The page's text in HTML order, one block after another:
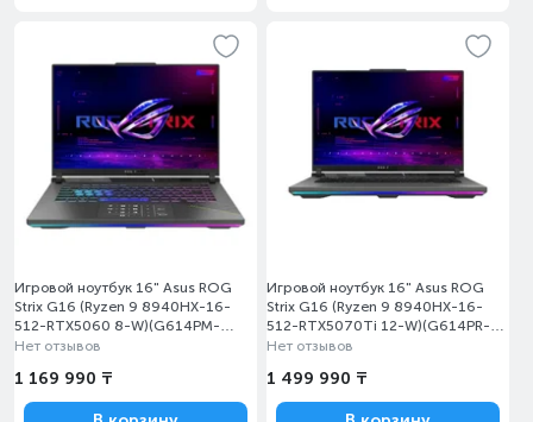
Игровой ноутбук 16" Asus ROG
Strix G16 (Ryzen 9 8940HX-16-
512-RTX5060 8-W)(G614PM-
TS277W)
Нет отзывов
1 169 990 ₸
Игровой ноутбук 16" Asus ROG
Strix G16 (Ryzen 9 8940HX-16-
512-RTX5070Ti 12-W)(G614PR-
RV010W)
Нет отзывов
1 499 990 ₸